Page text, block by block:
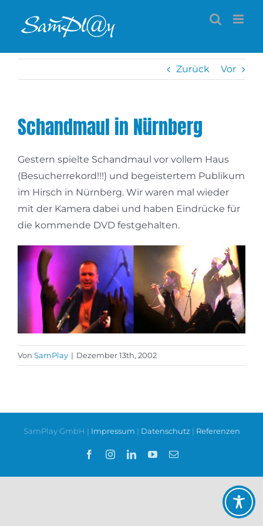
Inhalt
Zurück Vor
Schandmaul in Nürnberg
Gestern spielte Schandmaul vor vollem Haus
(Besucherrekord!!!) und begeistertem Publikum
im Hirsch in Nürnberg. Wir waren mal wieder
mit der Kamera dabei und haben Eindrücke für
die kommende DVD festgehalten.
Von SamPlay | Dezember 13th, 2002
SamPlay GmbH | Impressum | Datenschutz | Referenzen
FacebookInstagramLinkedInYouTube
E-